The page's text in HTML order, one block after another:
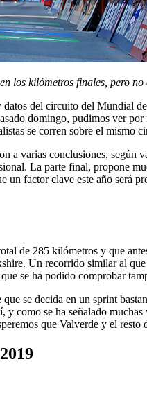
los kilómetros finales, pero no
del circuito del Mundial
domingo, pudimos ver
se corren sobre el mismo
a varias conclusiones,
La parte final, propone
factor clave este año será
de 285 kilómetros y que
Un recorrido similar al
se ha podido comprobar
se decida en un sprint
como se ha señalado
que Valverde y el